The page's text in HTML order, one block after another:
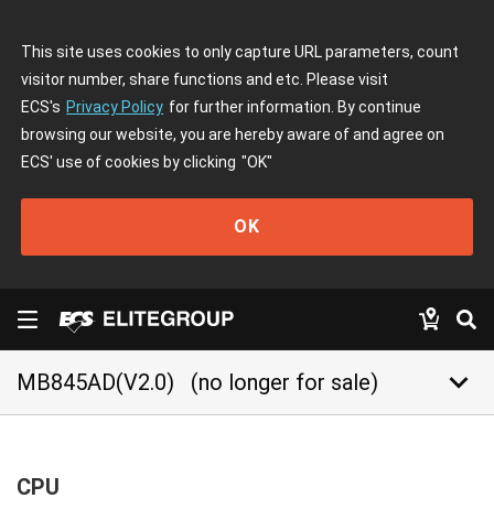
This site uses cookies to only capture URL parameters, count
visitor number, share functions and etc. Please visit
ECS's Privacy Policy for further information. By continue
browsing our website, you are hereby aware of and agree on
ECS' use of cookies by clicking "OK"
OK
MB845AD(V2.0) (no longer for sale) keyboard_arrow_down
CPU